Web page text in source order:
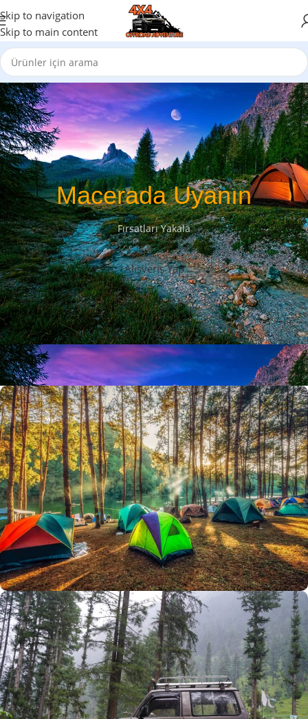
Skip to navigation
Skip to main content
Macerada Uyanın
Fırsatları Yakala
Alışveriş Yap
Büyük Yaz İndirimi
0
Günler
00
Hr
00
Min
00
SSK
Alışverişe Başla